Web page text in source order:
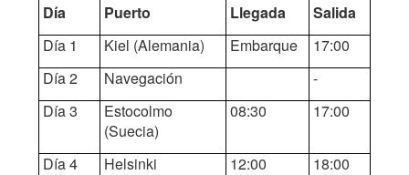
Día Puerto Llegada
Salida
Día 1
Kiel (Alemania) Embarque
17:00
Día 2
Navegación
-
Día 3
Estocolmo
(Suecia)
08:30 17:00
Día 4
Helsinki
12:00 18:00